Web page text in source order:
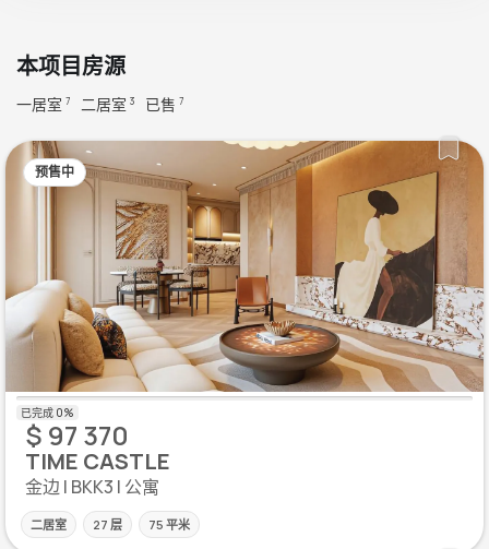
本项目房源
一居室 7 二居室 3 已售 7
预售中
$ 97 370
TIME CASTLE
金边 | BKK3 | 公寓
二居室 27 层 75 平米